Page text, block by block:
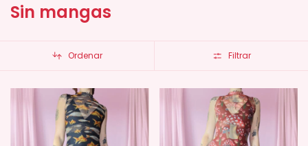
Sin mangas
Ordenar Filtrar